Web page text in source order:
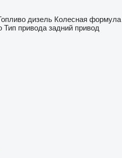
дизель Колесная формула
Тип привода задний привод